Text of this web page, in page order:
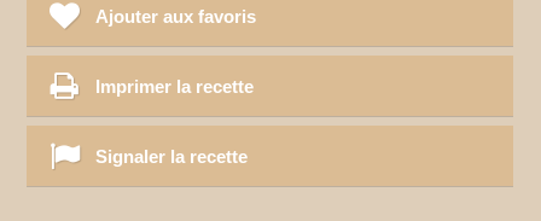
Ajouter aux favoris
Imprimer la recette
Signaler la recette